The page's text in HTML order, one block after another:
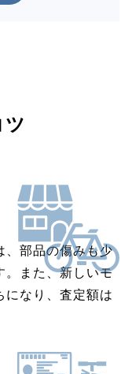
ツ
、部品の傷みも少
。また、新しいモ
になり、査定額は